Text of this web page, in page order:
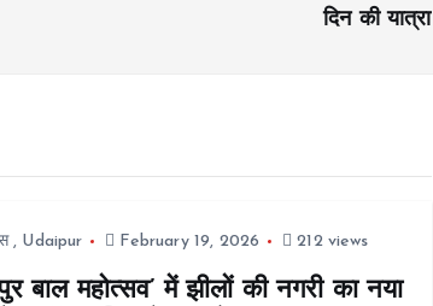
दिन की यात्रा
, Udaipur February 19, 2026 212 views
बाल महोत्सव’ में झीलों की नगरी का नया